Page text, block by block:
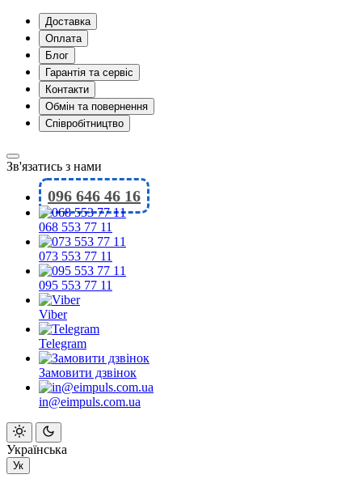
Доставка
Оплата
Блог
Гарантія та сервіс
Контакти
Обмін та повернення
Співробітництво
Зв'язатись з нами
096 646 46 16
068 553 77 11
073 553 77 11
095 553 77 11
Viber
Telegram
Замовити дзвінок
in@eimpuls.com.ua
Українська
Ук